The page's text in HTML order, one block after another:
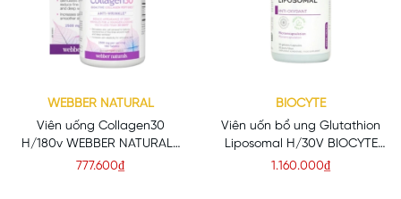
WEBBER NATURAL
Viên uống Collagen30
H/180v WEBBER NATURALS
Collagen Peptide hoạt tính
777.600₫
BIOCYTE
Viên uốn bổ ung Glutathion
Liposomal H/30V BIOCYTE
Glutathion vi bao chống oxy
1.160.000₫